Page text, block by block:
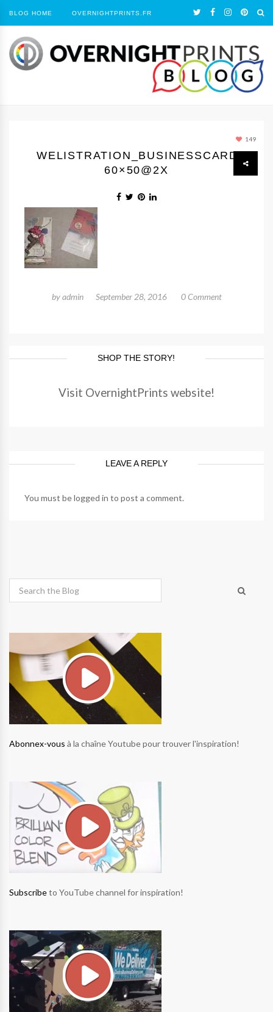
BLOG HOME OVERNIGHTPRINTS.FR
149
WELISTRATION_BUSINESSCARDS-
60×50@2X
byadmin September 28, 2016 0 Comment
SHOP THE STORY!
Visit OvernightPrints website!
LEAVE A REPLY
You must belogged in to post a comment.
Abonnex-vous à la chaîne Youtube pour trouver l'inspiration!
Subscribeto YouTube channel for inspiration!